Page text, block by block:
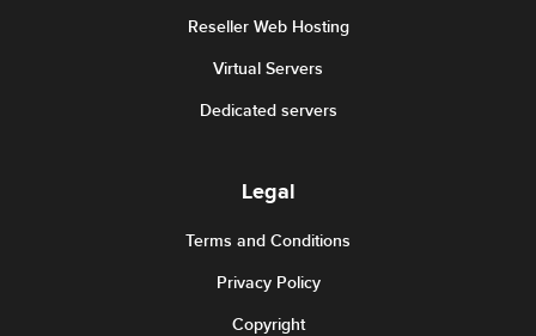
Reseller Web Hosting
Virtual Servers
Dedicated servers
Legal
Terms and Conditions
Privacy Policy
Copyright